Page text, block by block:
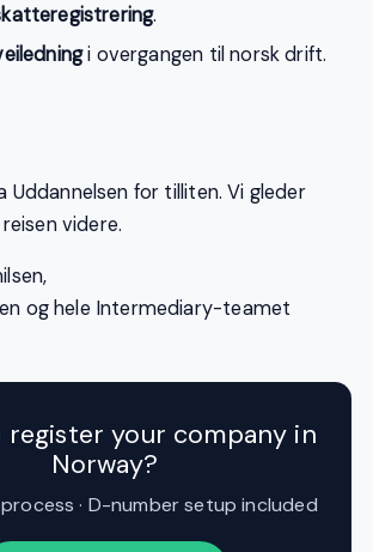
.
i overgangen til norsk drift.
Uddannelsen for tilliten. Vi gleder
videre.
og hele Intermediary-teamet
register your company in
Norway?
· D-number setup included